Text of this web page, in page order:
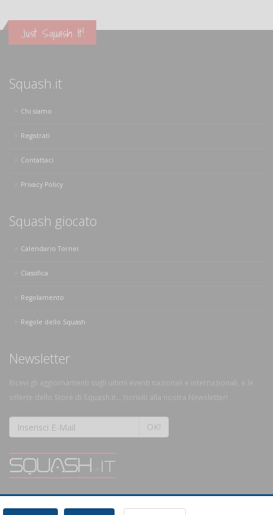
Just Squash It!
Squash.it
Chi siamo
Registrati
Contattaci
Privacy Policy
Squash giocato
Calendario Tornei
Classifica
Regolamento
Regole dello Squash
Newsletter
Ricevi gli aggiornamenti sugli ultimi eventi nazionali e internazionali, e le
offerte dello Store di Squash.it... Iscriviti alla nostra Newsletter!
OK!